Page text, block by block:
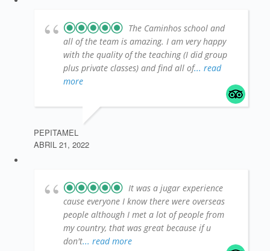
The Caminhos school and
all of the team is amazing. I am very happy
with the quality of the teaching (I did group
plus private classes) and find all of... read
more
PEPITAMEL
ABRIL 21, 2022
It was a jugar experience
cause everyone I know there were overseas
people although I met a lot of people from
my country, that was great because if u
don't... read more